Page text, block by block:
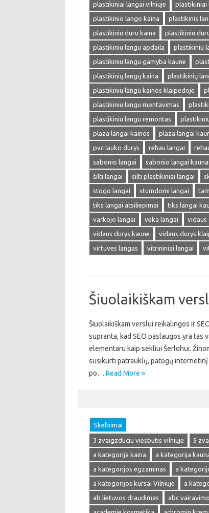
plastikiniai langai vilniuje
plastikiniai
plastikinio lango kaina
plastikinis
plastikiniu duru kaina
plastikiniu
plastikiniu langu apdaila
plastikiniu
plastikiniu langu gamyba kaune
plastikinių langų kaina
plastikinių
plastikiniu langu kainos klaipedoje
plastikiniu langu montavimas
plastikiniu langu remontas
plaza langai kainos
plaza langai
pvc lauko durys
rehau langai
sabonio langai
sabonio langai
šilti langai
silti plastikiniai langai
stogo langai
stumdomi langai
tiks langai atsiliepimai
tiks langai
varkojo langai
veka langai vidaus
vidaus durys kaune
vidaus durys
virtuves langas
vitrininiai langai
Šiuolaikiškam
Šiuolaikiškam verslui reikalingos ir
supranta, kad SEO paslaugos yra tas
elementaru kaip sekliui Šerlohui.
susikurti patrauklų, patogų internetinį
po… Read More »
Skelbimai
3 zvaigzduciu viesbutis vilniuje 5
a kategorija kaina
a kategorija
a kategorijos egzaminas
a
a kategorijos kursai Vilniuje
a
ab lietuvos draudimas
abc